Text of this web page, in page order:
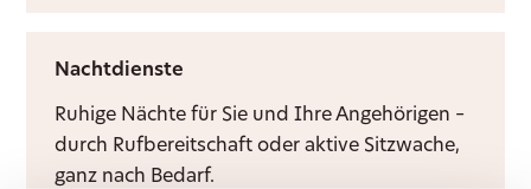
Nachtdienste
Ruhige Nächte für Sie und Ihre Angehörigen –
durch Rufbereitschaft oder aktive Sitzwache,
ganz nach Bedarf.